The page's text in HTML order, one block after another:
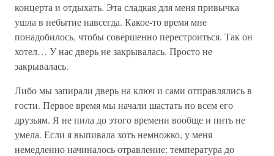
концерта и отдыхать. Эта сладкая для меня привычка
ушла в небытие навсегда. Какое-то время мне
понадобилось, чтобы совершенно перестроиться. Так он
хотел… У нас дверь не закрывалась. Просто не
закрывалась.
Либо мы запирали дверь на ключ и сами отправлялись в
гости. Первое время мы начали шастать по всем его
друзьям. Я не пила до этого времени вообще и пить не
умела. Если я выпивала хоть немножко, у меня
немедленно начиналось отравление: температура до